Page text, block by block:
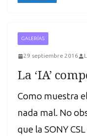
GALERÍAS
29 septiembre 2016
La ‘IA’
Como muestra
nada mal. No
que la SONY